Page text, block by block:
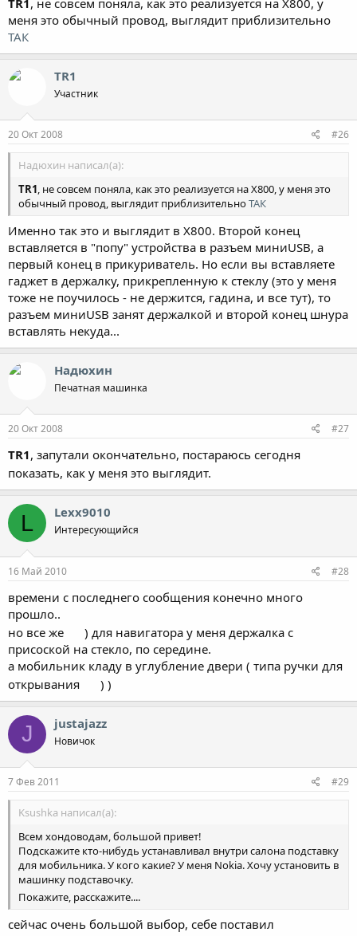
меня это обычный провод, выглядит приблизительно
ТАК
TR1
Участник
20 Окт 2008 #26
Надюхин написал(а):
TR1, не совсем поняла, как это реализуется на Х800, у меня это
обычный провод, выглядит приблизительноТАК
Именно так это и выглядит в Х800. Второй конец
вставляется в "попу" устройства в разъем миниUSB, а
первый конец в прикуриватель. Но если вы вставляете
гаджет в держалку, прикрепленную к стеклу (это у меня
тоже не поучилось - не держится, гадина, и все тут), то
разъем миниUSB занят держалкой и второй конец шнура
вставлять некуда...
Надюхин
Печатная машинка
20 Окт 2008 #27
TR1, запутали окончательно, постараюсь сегодня
показать, как у меня это выглядит.
L Lexx9010
Интересующийся
16 Май 2010 #28
времени с последнего сообщения конечно много
прошло..
но все же
) для навигатора у меня держалка с
присоской на стекло, по середине.
а мобильник кладу в углубление двери ( типа ручки для
открывания
) )
J justajazz
Новичок
7 Фев 2011 #29
Ksushka написал(а):
Всем хондоводам, большой привет!
Подскажите кто-нибудь устанавливал внутри салона подставку
для мобильника. У кого какие? У меня Nokia. Хочу установить в
машинку подставочку.
Покажите, расскажите....
сейчас очень большой выбор, себе поставил